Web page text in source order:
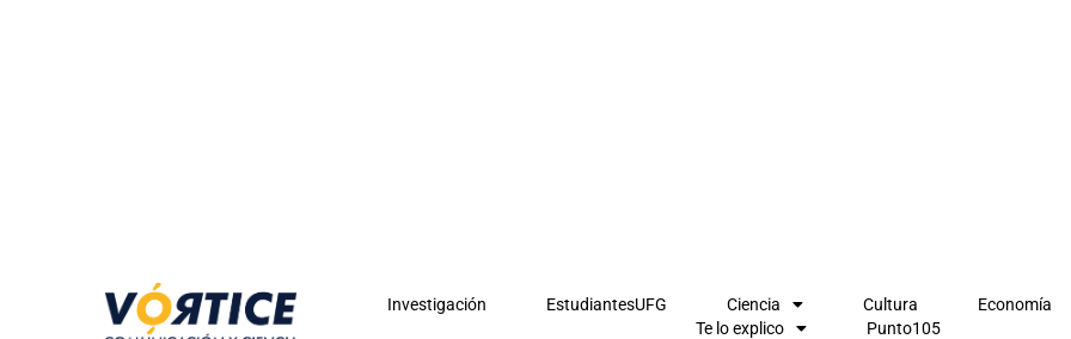
Investigación EstudiantesUFG Ciencia Cultura
Economía
Te lo explico
Punto105